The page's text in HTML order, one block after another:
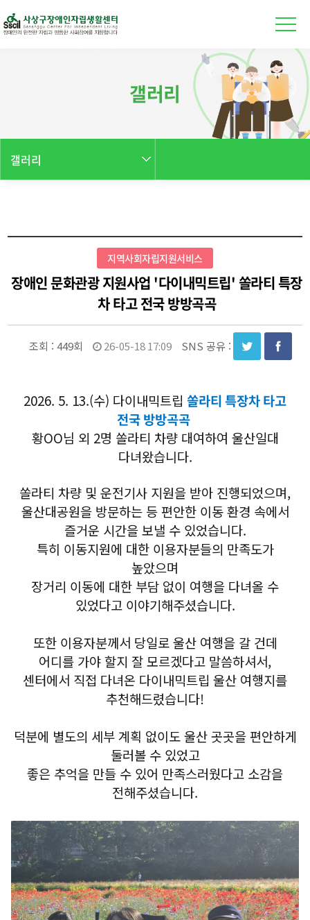
갤러리
갤러리
지역사회자립지원서비스
장애인 문화관광 지원사업 '다이내믹트립' 쏠라티 특장
차 타고 전국 방방곡곡
조회 : 449회 26-05-18 17:09 SNS 공유 :
2026. 5. 13.(수) 다이내믹트립 쏠라티 특장차 타고
전국 방방곡곡
황OO님 외 2명 쏠라티 차량 대여하여 울산일대
다녀왔습니다.
쏠라티 차량 및 운전기사 지원을 받아 진행되었으며,
울산대공원을 방문하는 등 편안한 이동 환경 속에서
즐거운 시간을 보낼 수 있었습니다.
특히 이동지원에 대한 이용자분들의 만족도가
높았으며
장거리 이동에 대한 부담 없이 여행을 다녀올 수
있었다고 이야기해주셨습니다.
또한 이용자분께서 당일로 울산 여행을 갈 건데
어디를 가야 할지 잘 모르겠다고 말씀하셔서,
센터에서 직접 다녀온 다이내믹트립 울산 여행지를
추천해드렸습니다!
덕분에 별도의 세부 계획 없이도 울산 곳곳을 편안하게
둘러볼 수 있었고
좋은 추억을 만들 수 있어 만족스러웠다고 소감을
전해주셨습니다.